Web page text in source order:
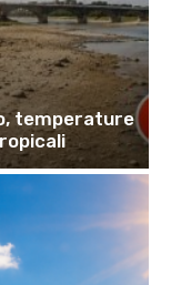
temperature